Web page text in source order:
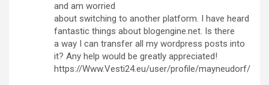
and am worried
about switching to another platform. I have heard
fantastic things about blogengine.net. Is there
a way I can transfer all my wordpress posts into
it? Any help would be greatly appreciated!
https://Www.Vesti24.eu/user/profile/mayneudorf/